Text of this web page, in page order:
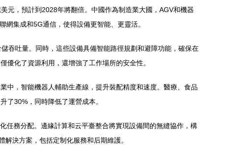
元，預計到2028年將翻倍。中國作為制造業大國，AGV和機器
集成和5G通信，使得設備更智能、更靈活。
吞吐量。同時，這些設備具備智能路徑規劃和避障功能，確保在
化了資源利用，還增強了工作場所的安全性。
中，智能機器人輔助生產線，提升裝配精度和速度。醫療、食品
了30%，同時降低了運營成本。
任務分配。邊緣計算和云平臺整合將實現設備間的無縫協作，構
決方案，包括定制化服務和后期維護。